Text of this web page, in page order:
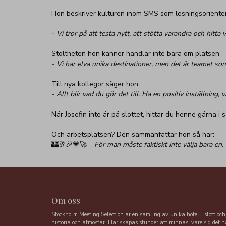
Hon beskriver kulturen inom SMS som
- Vi tror på att testa nytt, att stötta varandra och hitta
Stoltheten hon känner handlar inte bara om platsen
- Vi har elva unika destinationer, men det är teamet
Till nya kollegor säger hon:
- Allt blir vad du gör det till. Ha en positiv inställning,
När Josefin inte är på slottet, hittar du henne gärna
Och arbetsplatsen? Den sammanfattar hon så här:
🏰🥂🎉💗🚀 – För man måste faktiskt inte välja bara en.
Om oss
Stockholm Meeting Selection är en samling av unika hotell, slott
historia och atmosfär. Här skapas stunder att minnas, vare sig det